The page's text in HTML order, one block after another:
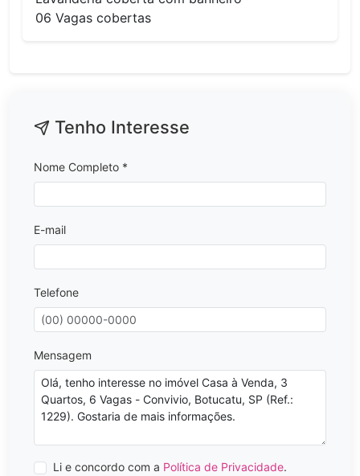
06 Vagas cobertas
Tenho Interesse
Nome Completo *
E-mail
Telefone
Mensagem
Li e concordo com a Política de Privacidade.